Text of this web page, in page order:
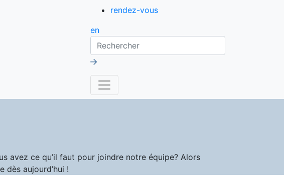
rendez-vous
en
Rechercher
avez ce qu’il faut pour joindre notre équipe? Alors
aujourd’hui !